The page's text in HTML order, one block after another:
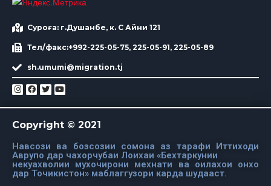
Суроға: г.Душанбе, к. С Айни 121
Тел/факс:+992-225-05-75, 225-05-91, 225-05-89
sh.umumi@migration.tj
Copyright © 2021
Навсози ва бозсозии сомона аз тарафи Иттиходи
Аврупо дар чахорчубаи Лоихаи «Бехтаркунии
некуахволии мухочирони мехнати ва оилахои онхо
дар Точикистон» маблаггузори карда шудааст.